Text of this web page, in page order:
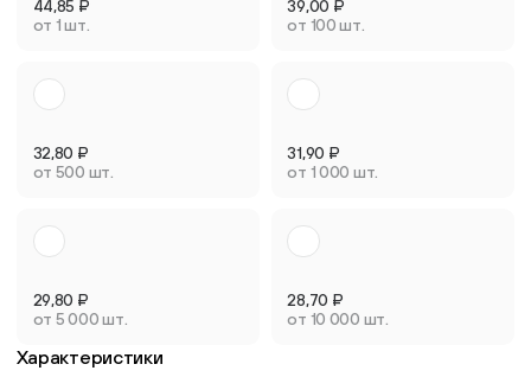
44,85 ₽
от 1 шт.
39,00 ₽
от 100 шт.
32,80 ₽
от 500 шт.
31,90 ₽
от 1 000 шт.
29,80 ₽
от 5 000 шт.
28,70 ₽
от 10 000 шт.
Характеристики